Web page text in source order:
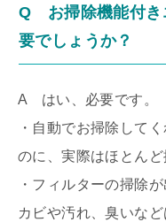
Q お掃除機能付き
要でしょうか？
A はい、必要です。
・自動でお掃除して
のに、実際はほとん
・フィルターの掃除
カビや汚れ、臭いな